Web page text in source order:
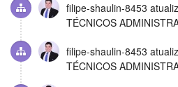
filipe-shaulin-8453
TÉCNICOS
filipe-shaulin-8453
TÉCNICOS